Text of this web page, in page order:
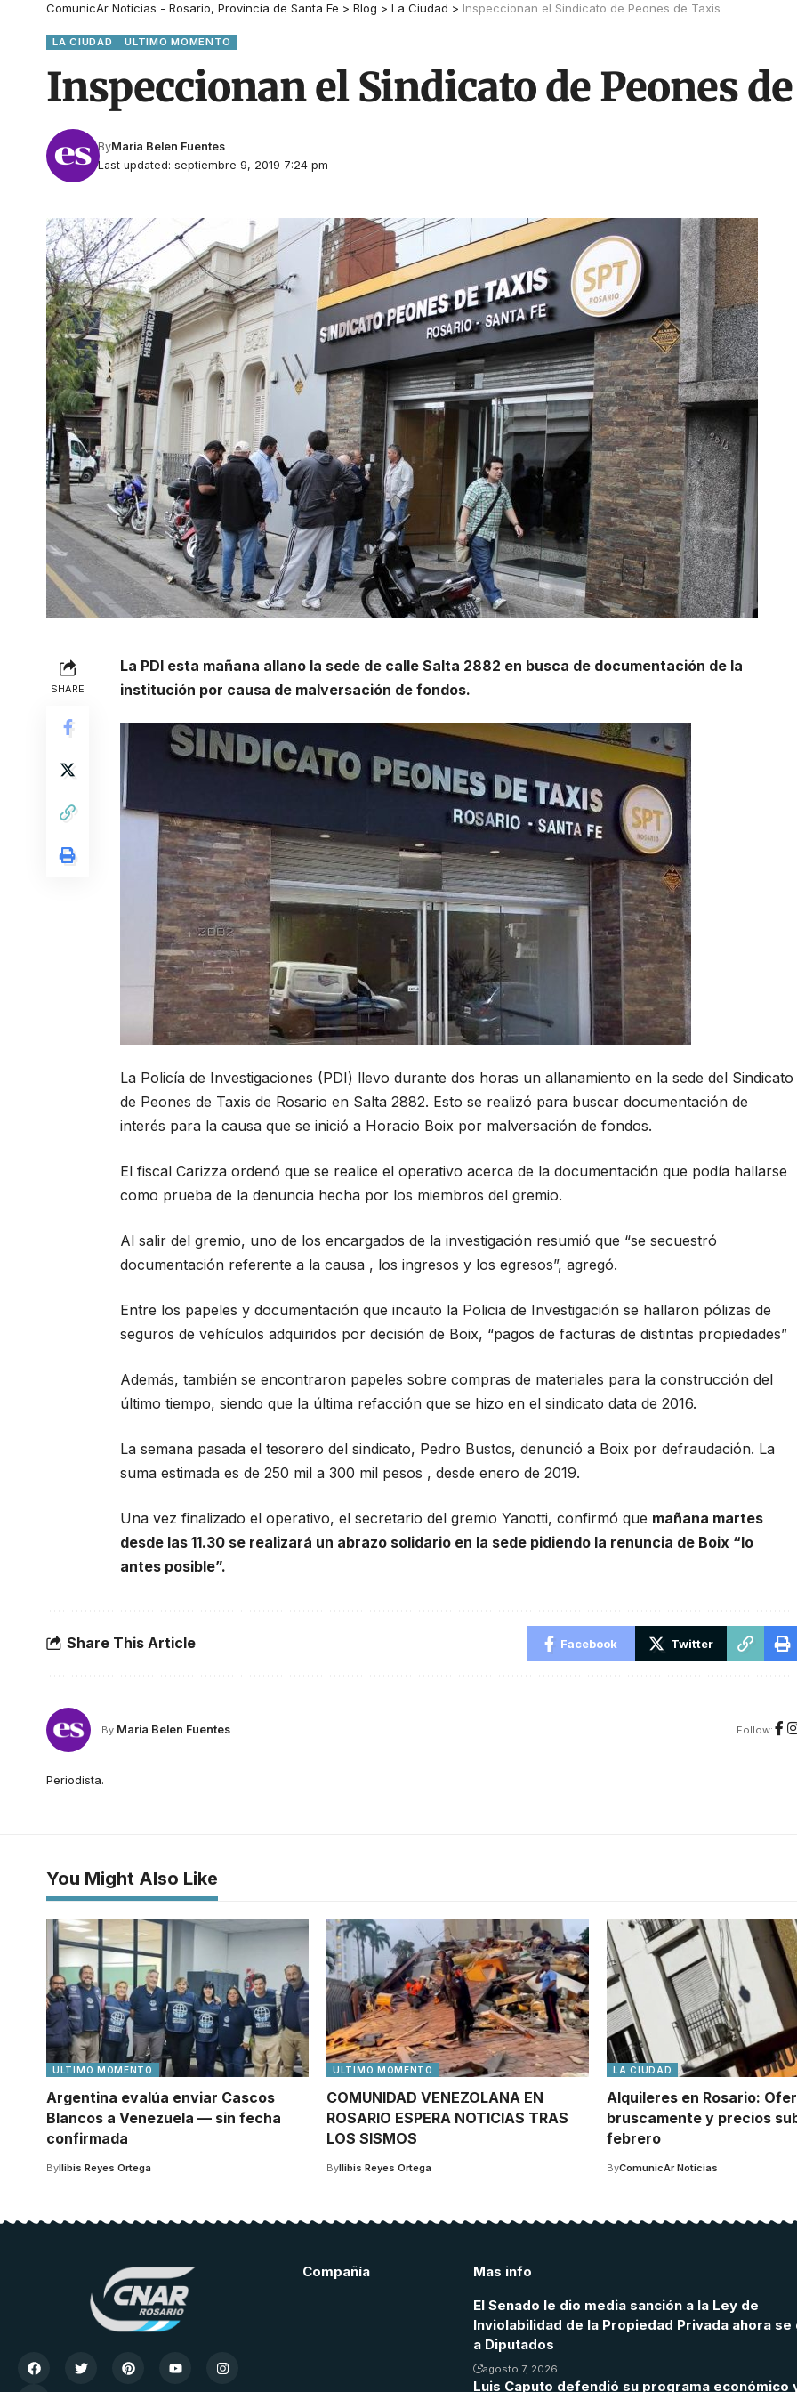
ComunicAr Noticias - Rosario, Provincia de Santa Fe > Blog > La Ciudad > Inspeccionan el Sindicato de Peones de Taxis
LA CIUDAD ULTIMO MOMENTO
Inspeccionan el Sindicato de Peones
Last updated: septiembre 9, 2019 7:24 pm
ByMaria Belen Fuentes
SHARE
La PDI esta mañana allano la sede de calle Salta 2882 en busca de documentación de la
institución por causa de malversación de fondos.
La Policía de Investigaciones (PDI) llevo durante dos horas un allanamiento en la sede del Sindicato
de Peones de Taxis de Rosario en Salta 2882. Esto se realizó para buscar documentación de
interés para la causa que se inició a Horacio Boix por malversación de fondos.
El fiscal Carizza ordenó que se realice el operativo acerca de la documentación que podía hallarse
como prueba de la denuncia hecha por los miembros del gremio.
Al salir del gremio, uno de los encargados de la investigación resumió que “se secuestró
documentación referente a la causa , los ingresos y los egresos”, agregó.
Entre los papeles y documentación que incauto la Policia de Investigación se hallaron pólizas de
seguros de vehículos adquiridos por decisión de Boix, “pagos de facturas de distintas propiedades”
Además, también se encontraron papeles sobre compras de materiales para la construcción del
último tiempo, siendo que la última refacción que se hizo en el sindicato data de 2016.
La semana pasada el tesorero del sindicato, Pedro Bustos, denunció a Boix por defraudación. La
suma estimada es de 250 mil a 300 mil pesos , desde enero de 2019.
Una vez finalizado el operativo, el secretario del gremio Yanotti, confirmó que mañana martes
desde las 11.30 se realizará un abrazo solidario en la sede pidiendo la renuncia de Boix “lo
antes posible”.
Share This Article Facebook Twitter
By Maria Belen Fuentes Follow:
Periodista.
You Might Also Like
ULTIMO MOMENTO
Argentina evalúa enviar Cascos
Blancos a Venezuela — sin fecha
confirmada
ByIlibis Reyes Ortega
ULTIMO MOMENTO
COMUNIDAD VENEZOLANA EN
ROSARIO ESPERA NOTICIAS TRAS
LOS SISMOS
ByIlibis Reyes Ortega
LA CIUDAD
Alquileres en Rosario:
bruscamente y precios
febrero
ByComunicAr Noticias
Compañía
Mas info
El Senado le dio media sanción a la Ley de
Inviolabilidad de la Propiedad Privada ahora se
a Diputados
agosto 7, 2026
Luis Caputo defendió su programa económico